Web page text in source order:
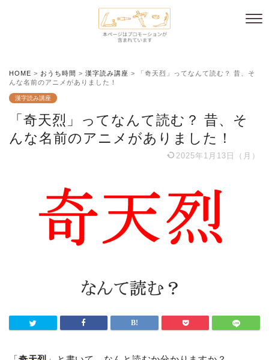
HOME > おうち時間 > 漢字読み講座 >
「奇天烈」ってなんて読む？ 昔、そ
んな名前のアニメがありました！
漢字読み講座
「奇天烈」ってなんて読む？ 昔、そ
んな名前のアニメがありました！
2025年1月13日（月）